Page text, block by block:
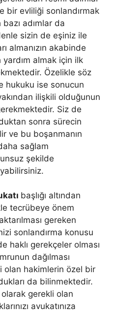
bir evliliği sonlandırmak
bazı adımlar da
sizin de eşiniz ile
almanızın akabinde
almak için ilk
Özelikle söz
hukuku ise sonucun
ilişkili olduğunun
Siz de
sonra sürecin
ve bu boşanmanın
sağlam
şekilde
başlığı altından
tecrübeye önem
gereken
sonlandırma konusu
haklı gerekçeler olması
dağılması
olan hakimlerin özel bir
da bilinmektedir.
gerekli olan
avukatınıza